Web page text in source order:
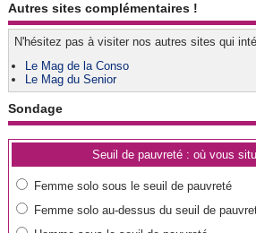
Autres sites complémentaires !
N'hésitez pas à visiter nos autres sites qui
Le Mag de la Conso
Le Mag du Senior
Sondage
Seuil de pauvreté : où vous
Femme solo sous le seuil de pauvreté
Femme solo au-dessus du seuil de